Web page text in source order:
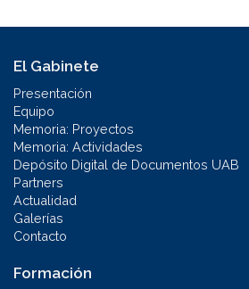
El Gabinete
Presentación
Equipo
Memoria: Proyectos
Memoria: Actividades
Depósito Digital de Documentos UAB
Partners
Actualidad
Galerías
Contacto
Formación